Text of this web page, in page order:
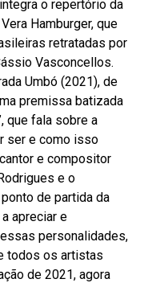
o repertório da
Hamburger, que
retratadas por
Vasconcellos.
Umbó (2021), de
premissa batizada
que fala sobre a
ser e como isso
e compositor
e o
de partida da
apreciar e
personalidades,
todos os artistas
de 2021, agora